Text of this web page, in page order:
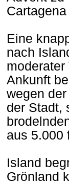
Eine
nach
Ankunft
wegen
der Stadt,
aus 5.000
Island
Grönland